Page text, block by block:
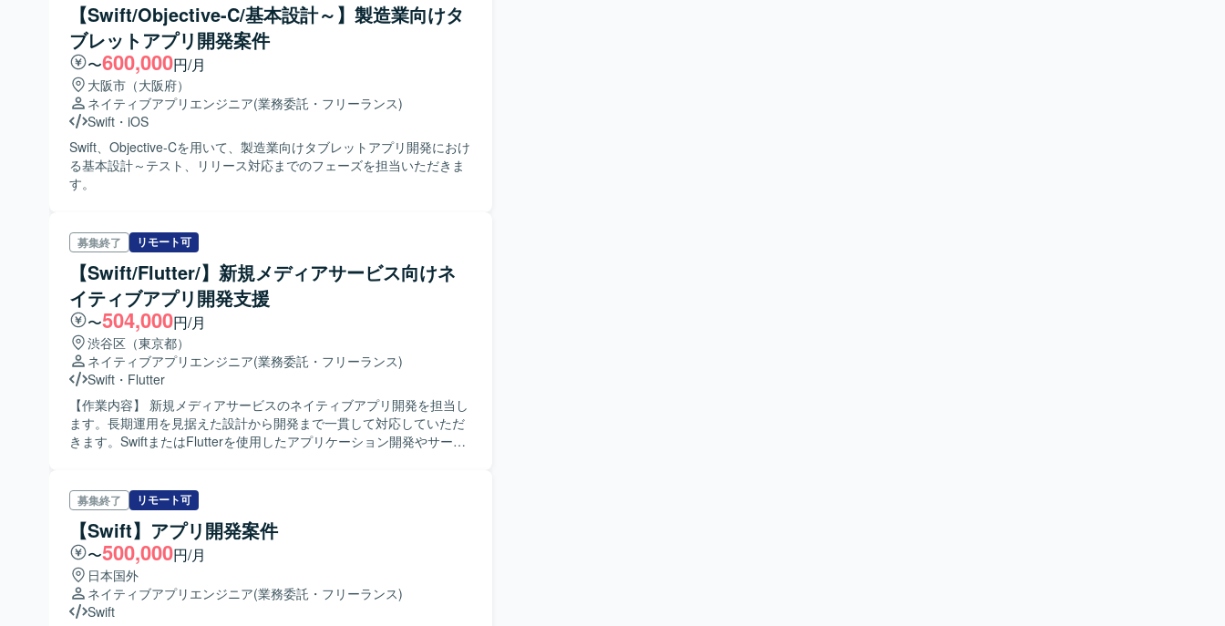
【Swift/Objective-C/基本設計～】製造業向けタ
ブレットアプリ開発案件
〜600,000円/月
大阪市（大阪府）
ネイティブアプリエンジニア(業務委託・フリーランス)
Swift ・ iOS
Swift、Objective-Cを用いて、製造業向けタブレットアプリ開発におけ
る基本設計～テスト、リリース対応までのフェーズを担当いただきま
す。
募集終了 リモート可
【Swift/Flutter/】新規メディアサービス向けネ
イティブアプリ開発支援
〜504,000円/月
渋谷区（東京都）
ネイティブアプリエンジニア(業務委託・フリーランス)
Swift ・ Flutter
【作業内容】 新規メディアサービスのネイティブアプリ開発を担当し
ます。長期運用を見据えた設計から開発まで一貫して対応していただ
きます。SwiftまたはFlutterを使用したアプリケーション開発やサーバ
ド管理も担当いただきます。ビジネス職、デザイナー、サーバエンジ
ニアなどとの連携も必要です。
募集終了 リモート可
【Swift】アプリ開発案件
〜500,000円/月
日本国外
ネイティブアプリエンジニア(業務委託・フリーランス)
Swift